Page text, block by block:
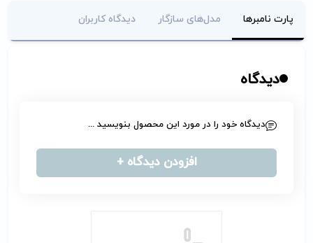
پارت نامبرها مدل‌های سازگار دیدگاه کاربران
دیدگاه
دیدگاه خود را در مورد این محصول بنویسید ...
افزودن دیدگاه +